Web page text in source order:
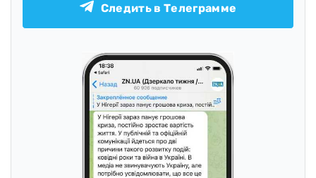
Следить в Телеграмме